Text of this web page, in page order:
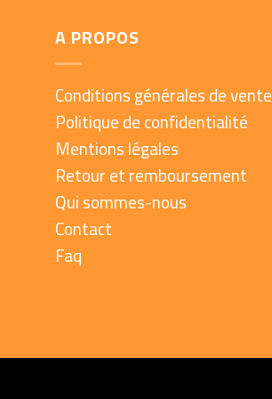
A PROPOS
Conditions générales de vente
Politique de confidentialité
Mentions légales
Retour et remboursement
Qui sommes-nous
Contact
Faq